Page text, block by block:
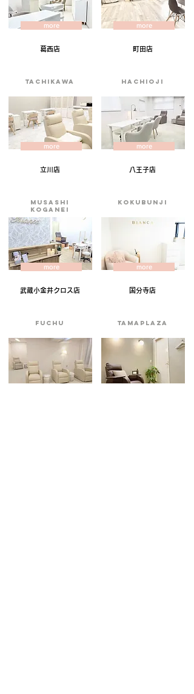
more
葛西店
tachikawa
more
​立川店
musashi
koganei
more
武蔵小金井クロス店
FUCHU
more
町田店
HACHIOJI
more
八王子店
KOKUBUNJI
more
国分寺店
tamaplaza